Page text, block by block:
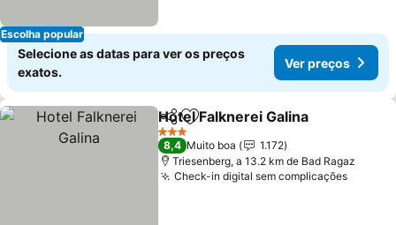
Escolha popular
Selecione as datas para ver os preços
exatos.
Ver preços
PartilharAdicionar aos favoritos
Hotel Falknerei Galina
3 Estrelas
8,4 Muito boa
1.172
Triesenberg, a 13.2 km de Bad Ragaz
Check-in digital sem complicaçõesVer